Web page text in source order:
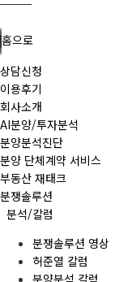
홈으로
상담신청
이용후기
회사소개
AI분양/투자분석
분양분석진단
분양 단체계약 서비스
부동산 재태크
분쟁솔루션
분석/칼럼
분쟁솔루션 영상
허준열 칼럼
분양분석 칼럼